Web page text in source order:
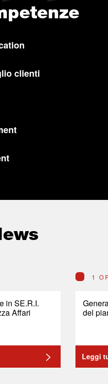
clienti
in SE.R.I.
Affari
1
del
Leggi